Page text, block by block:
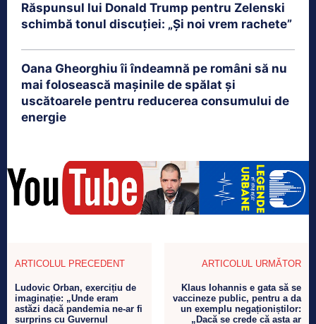
Răspunsul lui Donald Trump pentru Zelenski
schimbă tonul discuției: „Și noi vrem rachete”
Oana Gheorghiu îi îndeamnă pe români să nu
mai folosească mașinile de spălat și
uscătoarele pentru reducerea consumului de
energie
ARTICOLUL PRECEDENT
Ludovic Orban, exercițiu de
imaginație: „Unde eram
astăzi dacă pandemia ne-ar fi
surprins cu Guvernul
ARTICOLUL URMĂTOR
Klaus Iohannis e gata să se
vaccineze public, pentru a da
un exemplu negaționiștilor:
„Dacă se crede că asta ar